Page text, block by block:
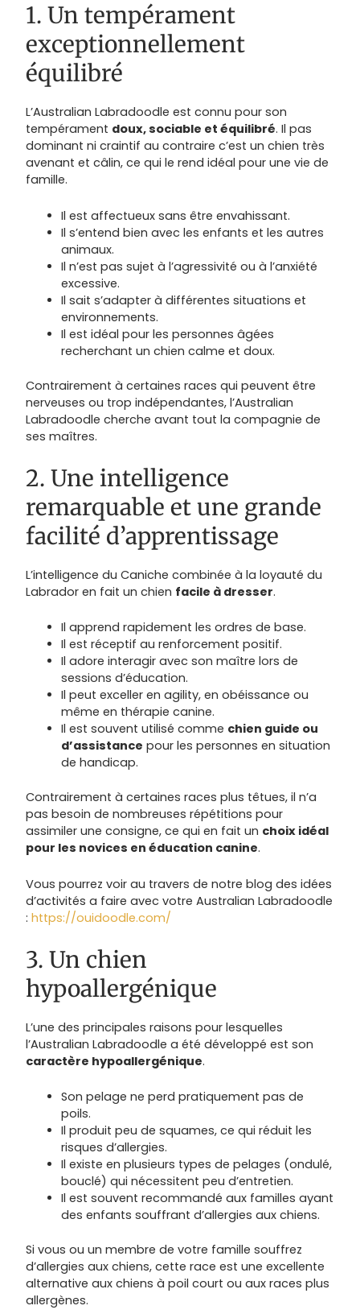
1. Un tempérament
exceptionnellement
équilibré
L’Australian Labradoodle est connu pour son
tempérament doux, sociable et équilibré. Il pas
dominant ni craintif au contraire c’est un chien très
avenant et câlin, ce qui le rend idéal pour une vie de
famille.
Il est affectueux sans être envahissant.
Il s’entend bien avec les enfants et les autres
animaux.
Il n’est pas sujet à l’agressivité ou à l’anxiété
excessive.
Il sait s’adapter à différentes situations et
environnements.
Il est idéal pour les personnes âgées
recherchant un chien calme et doux.
Contrairement à certaines races qui peuvent être
nerveuses ou trop indépendantes, l’Australian
Labradoodle cherche avant tout la compagnie de
ses maîtres.
2. Une intelligence
remarquable et une grande
facilité d’apprentissage
L’intelligence du Caniche combinée à la loyauté du
Labrador en fait un chien facile à dresser.
Il apprend rapidement les ordres de base.
Il est réceptif au renforcement positif.
Il adore interagir avec son maître lors de
sessions d’éducation.
Il peut exceller en agility, en obéissance ou
même en thérapie canine.
Il est souvent utilisé comme chien guide ou
d’assistance pour les personnes en situation
de handicap.
Contrairement à certaines races plus têtues, il n’a
pas besoin de nombreuses répétitions pour
assimiler une consigne, ce qui en fait un choix idéal
pour les novices en éducation canine.
Vous pourrez voir au travers de notre blog des idées
d’activités a faire avec votre Australian Labradoodle
:https://ouidoodle.com/
3. Un chien
hypoallergénique
L’une des principales raisons pour lesquelles
l’Australian Labradoodle a été développé est son
caractère hypoallergénique.
Son pelage ne perd pratiquement pas de
poils.
Il produit peu de squames, ce qui réduit les
risques d’allergies.
Il existe en plusieurs types de pelages (ondulé,
bouclé) qui nécessitent peu d’entretien.
Il est souvent recommandé aux familles ayant
des enfants souffrant d’allergies aux chiens.
Si vous ou un membre de votre famille souffrez
d’allergies aux chiens, cette race est une excellente
alternative aux chiens à poil court ou aux races plus
allergènes.